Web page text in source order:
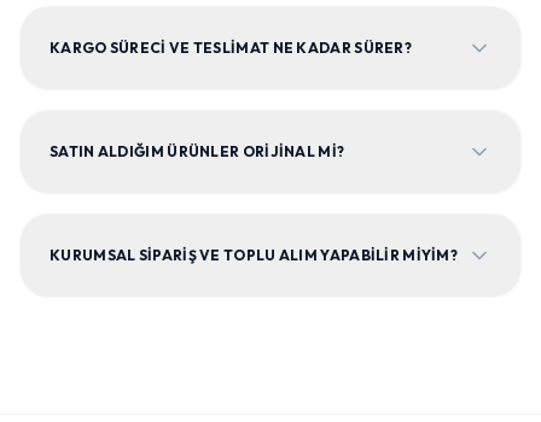
KARGO SÜRECI VE TESLIMAT NE KADAR SÜRER?
SATIN ALDIĞIM ÜRÜNLER ORIJINAL MI?
KURUMSAL SIPARIŞ VE TOPLU ALIM YAPABILIR MIYIM?